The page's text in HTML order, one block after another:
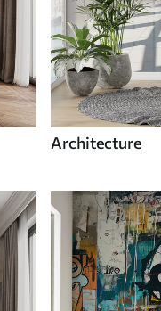
Architecture